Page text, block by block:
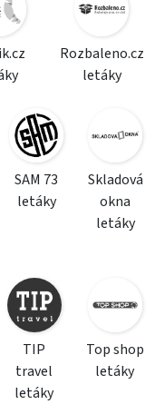
Rozbaleno.cz
letáky
SAM 73
letáky
Skladová
okna
letáky
TIP
travel
letáky
Top shop
letáky